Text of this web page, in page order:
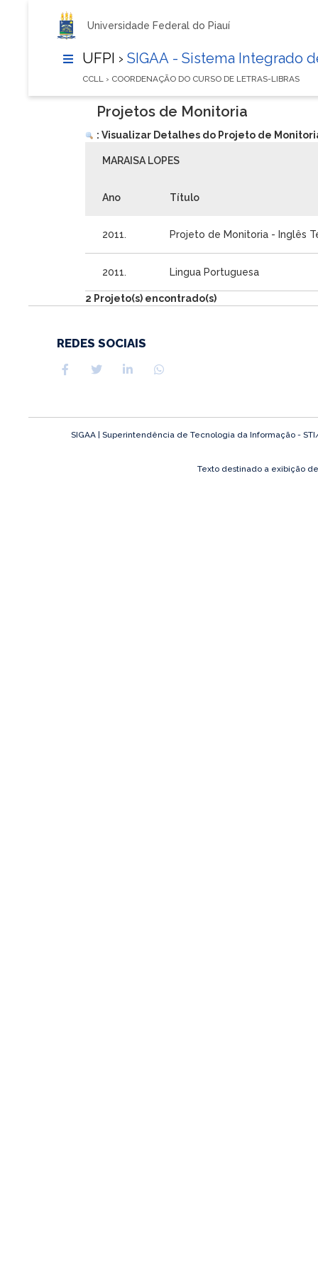
Universidade Federal do Piauí
UFPI › SIGAA - Sistema Integrado
CCLL › COORDENAÇÃO DO CURSO DE LETRAS-LIBRAS
Projetos de Monitoria
: Visualizar Detalhes do Projeto de
MARAISA LOPES
Ano Título
2011. Projeto de Monitoria - Inglês
2011. Lingua Portuguesa
2 Projeto(s) encontrado(s)
REDES SOCIAIS
SIGAA | Superintendência de Tecnologia da Informação -
Texto destinado a exibição